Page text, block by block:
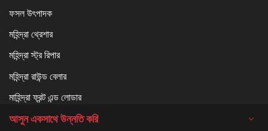
ফসল উৎপাদক
মহিন্দ্রা থ্রেশার
মহিন্দ্রা স্ট্র রিপার
মহিন্দ্রা রাউন্ড বেলার
মাহিন্দ্রা ফ্রন্ট এন্ড লোডার
আসুন একসাথে উন্নতি করি